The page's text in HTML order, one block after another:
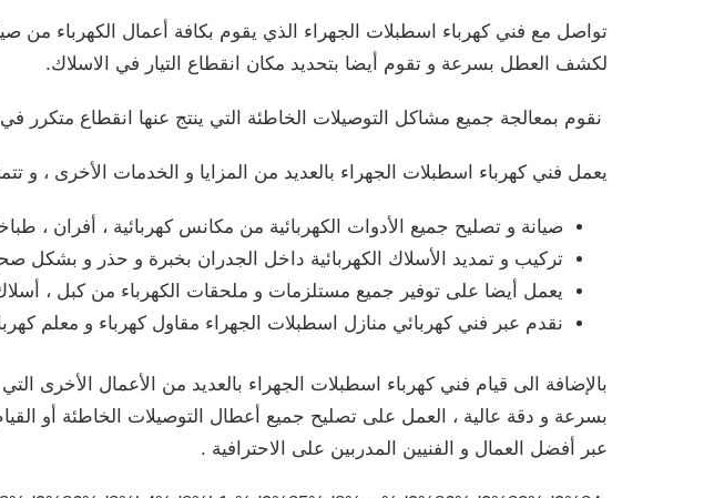
تواصل مع فني كهرباء اسطبلات الجهراء الذي يقوم بكافة أعمال الكهرباء من
لكشف العطل بسرعة و تقوم أيضا بتحديد مكان انقطاع التيار في الاسلاك.
نقوم بمعالجة جميع مشاكل التوصيلات الخاطئة التي ينتج عنها انقطاع متكرر
يعمل فني كهرباء اسطبلات الجهراء بالعديد من المزايا و الخدمات الأخرى ، و
صيانة و تصليح جميع الأدوات الكهربائية من مكانس كهربائية ، أفران ،
تركيب و تمديد الأسلاك الكهربائية داخل الجدران بخبرة و حذر و
يعمل أيضا على توفير جميع مستلزمات و ملحقات الكهرباء من كبل ، أسلاك
نقدم عبر فني كهربائي منازل اسطبلات الجهراء مقاول كهرباء و معلم
بالإضافة الى قيام فني كهرباء اسطبلات الجهراء بالعديد من الأعمال الأخرى التي
بسرعة و دقة عالية ، العمل على تصليح جميع أعطال التوصيلات الخاطئة أو
عبر أفضل العمال و الفنيين المدربين على الاحترافية .